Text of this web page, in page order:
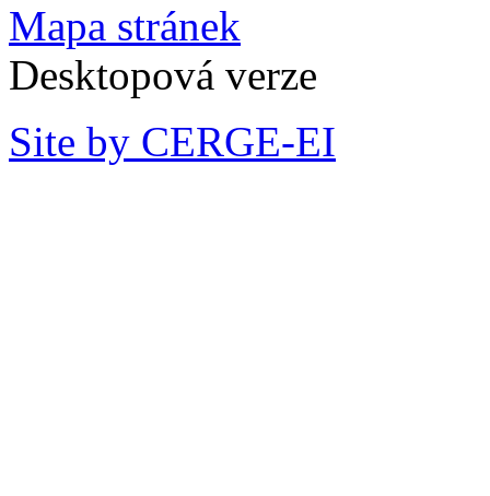
Mapa stránek
Desktopová verze
Site by CERGE-EI